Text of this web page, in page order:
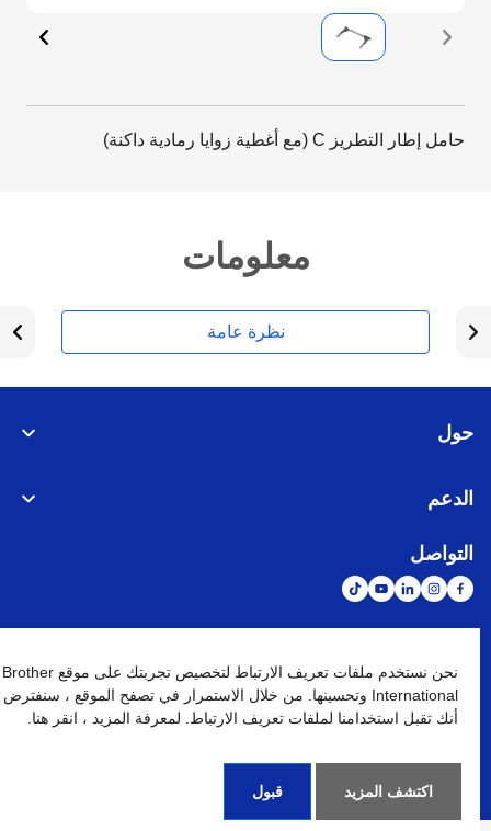
حامل إطار التطريز C (مع أغطية زوايا رمادية داكنة)
معلومات
نظرة عامة
حول
الدعم
التواصل
الشبكة العالمية
نهج الخصوصية شروط الإستخدام خريطة الموقع الإنتقال إلى الموقع العالمي
كافة الحقوق محفوظة. BROTHER INTERNATIONAL (GULF) FZE
2026
نحن نستخدم ملفات تعريف الارتباط لتخصيص تجربتك على موقع Brother
International وتحسينها. من خلال الاستمرار في تصفح الموقع ، سنفترض
أنك تقبل استخدامنا لملفات تعريف الارتباط. لمعرفة المزيد ، انقر هنا.
اكتشف المزيد قبول